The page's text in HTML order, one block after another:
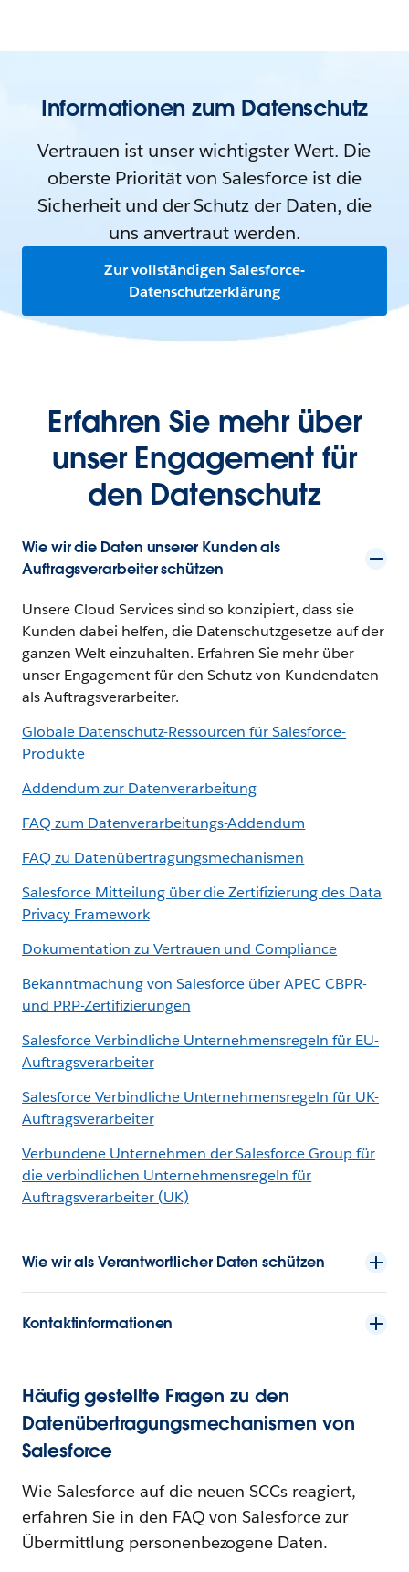
Informationen zum Datenschutz
Vertrauen ist unser wichtigster Wert. Die
oberste Priorität von Salesforce ist die
Sicherheit und der Schutz der Daten, die
uns anvertraut werden.
Zur vollständigen Salesforce-
Datenschutzerklärung
Erfahren Sie mehr über
unser Engagement für
den Datenschutz
Wie wir die Daten unserer Kunden als
Auftragsverarbeiter schützen
Unsere Cloud Services sind so konzipiert, dass sie
Kunden dabei helfen, die Datenschutzgesetze auf der
ganzen Welt einzuhalten. Erfahren Sie mehr über
unser Engagement für den Schutz von Kundendaten
als Auftragsverarbeiter.
Globale Datenschutz-Ressourcen für Salesforce-
Produkte
Addendum zur Datenverarbeitung
FAQ zum Datenverarbeitungs-Addendum
FAQ zu Datenübertragungsmechanismen
Salesforce Mitteilung über die Zertifizierung des Data
Privacy Framework
Dokumentation zu Vertrauen und Compliance
Bekanntmachung von Salesforce über APEC CBPR-
und PRP-Zertifizierungen
Salesforce Verbindliche Unternehmensregeln für EU-
Auftragsverarbeiter
Salesforce Verbindliche Unternehmensregeln für UK-
Auftragsverarbeiter
Verbundene Unternehmen der Salesforce Group für
die verbindlichen Unternehmensregeln für
Auftragsverarbeiter (UK)
Wie wir als Verantwortlicher Daten schützen
Kontaktinformationen
Häufig gestellte Fragen zu den
Datenübertragungsmechanismen von
Salesforce
Wie Salesforce auf die neuen SCCs reagiert,
erfahren Sie in den FAQ von Salesforce zur
Übermittlung personenbezogene Daten.